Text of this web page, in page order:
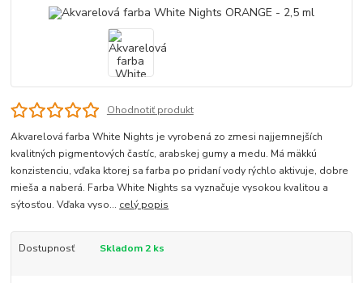
Ohodnotiť produkt
Akvarelová farba White Nights je vyrobená zo zmesi najjemnejších
kvalitných pigmentových častíc, arabskej gumy a medu. Má mäkkú
konzistenciu, vďaka ktorej sa farba po pridaní vody rýchlo aktivuje, dobre
mieša a naberá. Farba White Nights sa vyznačuje vysokou kvalitou a
sýtosťou. Vďaka vyso... celý popis
Dostupnosť Skladom 2 ks